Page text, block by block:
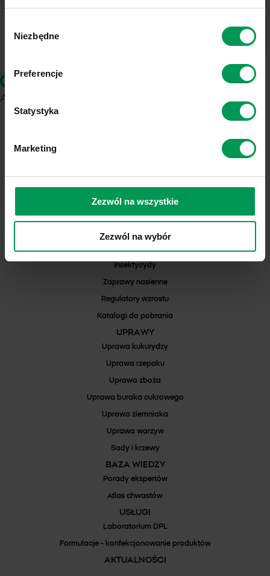
Link do informacji o plikach cookies:
zgody
Niezbędne
Preferencje
Statystyka
Marketing
Zezwól na wszystkie
Zezwól na wybór
REGON: 000042352
Numer Rejestrowy BDO: 000025132
PRODUKTY
Herbicydy
Insektycydy
Zaprawy nasienne
Regulatory wzrostu
Katalogi do pobrania
UPRAWY
Uprawa kukurydzy
Uprawa rzepaku
Uprawa zboża
Uprawa buraka cukrowego
Uprawa ziemniaka
Uprawa warzyw
Sady i krzewy
BAZA WIEDZY
Porady ekspertów
Atlas chwastów
USŁUGI
Laboratorium DPL
Formulacje - konfekcjonowanie produktów
AKTUALNOŚCI